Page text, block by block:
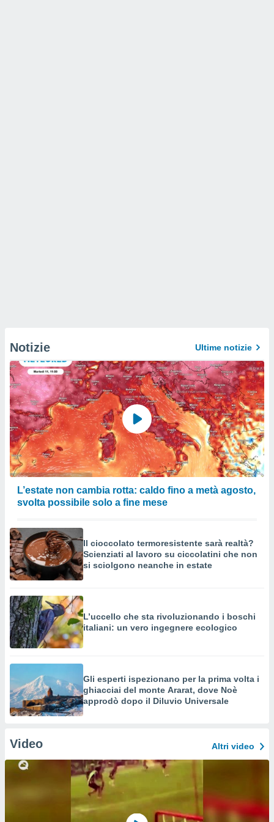
Notizie Ultime notizie
L’estate non cambia rotta: caldo fino a metà agosto,
svolta possibile solo a fine mese
Il cioccolato termoresistente sarà realtà?
Scienziati al lavoro su ciccolatini che non
si sciolgono neanche in estate
L’uccello che sta rivoluzionando i boschi
italiani: un vero ingegnere ecologico
Gli esperti ispezionano per la prima volta i
ghiacciai del monte Ararat, dove Noè
approdò dopo il Diluvio Universale
Video Altri video